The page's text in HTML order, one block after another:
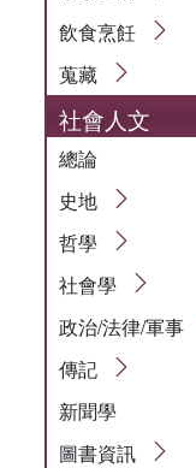
飲食烹飪
蒐藏
社會人文
總論
史地
哲學
社會學
政治/法律/軍事
傳記
新聞學
圖書資訊